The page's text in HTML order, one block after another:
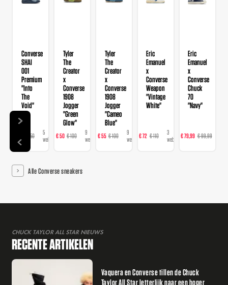
Converse
SHAI
001
Premium
"Into
The
Void"
€ 150
5
webshops
Tyler
The
Creator
x
Converse
1908
Jogger
"Green
Glow"
€ 50 € 100
9
webshops
Tyler
The
Creator
x
Converse
1908
Jogger
"Cameo
Blue"
€ 55 € 100
9
webshops
Eric
Emanuel
x
Converse
Weapon
"Vintage
White"
€ 72 € 110
3
webshops
Eric
Emanuel
x
Converse
Chuck
70
"Navy"
€ 79,99 € 99,99
Alle Converse sneakers
CHUCK TAYLOR ALL STAR NIEUWS
RECENTE ARTIKELEN
Vaquera en Converse tillen de Chuck
Taylor All Star letterlijk naar een hoger